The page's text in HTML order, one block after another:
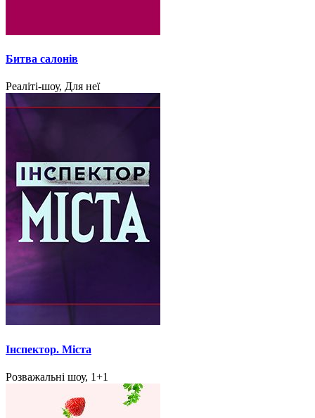
Битва салонів
Реаліті-шоу, Для неї
Інспектор. Міста
Розважальні шоу, 1+1